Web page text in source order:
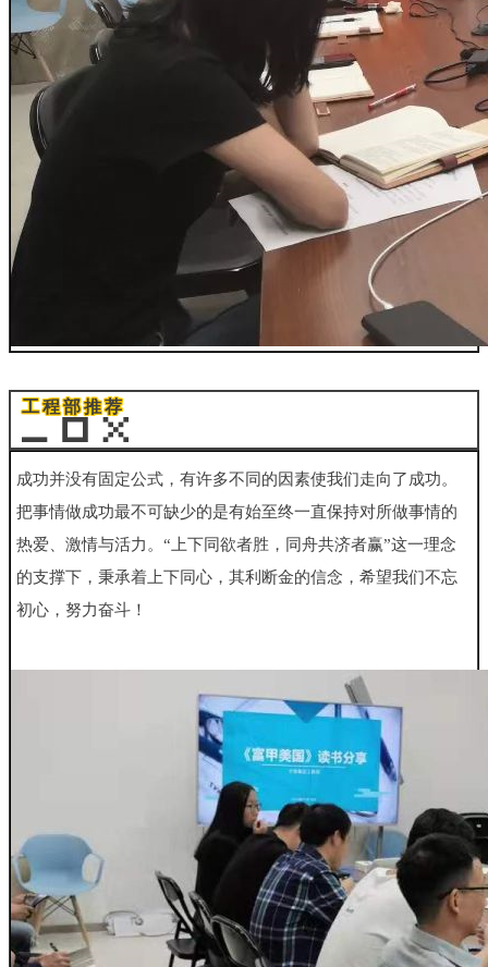
工程部推荐
成功并没有固定公式，有许多不同的因素使我们走向了成功。
把事情做成功最不可缺少的是有始至终一直保持对所做事情的
热爱、激情与活力。“上下同欲者胜，同舟共济者赢”这一理念
的支撑下，秉承着上下同心，其利断金的信念，希望我们不忘
初心，努力奋斗！